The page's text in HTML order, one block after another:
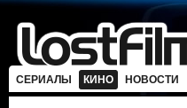
СЕРИАЛЫ КИНО НОВОСТИ